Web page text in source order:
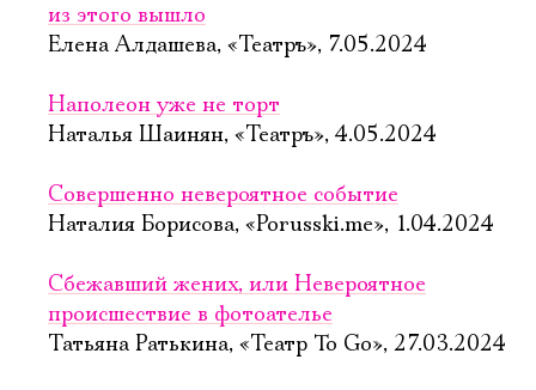
из этого вышло
Елена Алдашева, «Театръ», 7.05.2024
Наполеон уже не торт
Наталья Шаинян, «Театръ», 4.05.2024
Совершенно невероятное событие
Наталия Борисова, «Porusski.me», 1.04.2024
Сбежавший жених, или Невероятное
происшествие в фотоателье
Татьяна Ратькина, «Театр To Go», 27.03.2024